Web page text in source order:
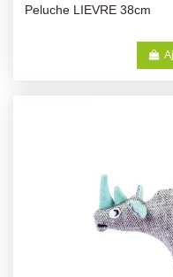
Peluche LIEVRE 38cm